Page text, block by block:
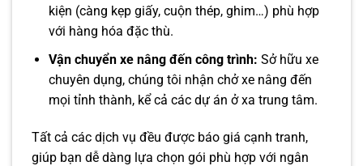
kiện (càng kẹp giấy, cuộn thép, ghim…) phù hợp
với hàng hóa đặc thù.
Vận chuyển xe nâng đến công trình: Sở hữu xe
chuyên dụng, chúng tôi nhận chở xe nâng đến
mọi tỉnh thành, kể cả các dự án ở xa trung tâm.
Tất cả các dịch vụ đều được báo giá cạnh tranh,
giúp bạn dễ dàng lựa chọn gói phù hợp với ngân